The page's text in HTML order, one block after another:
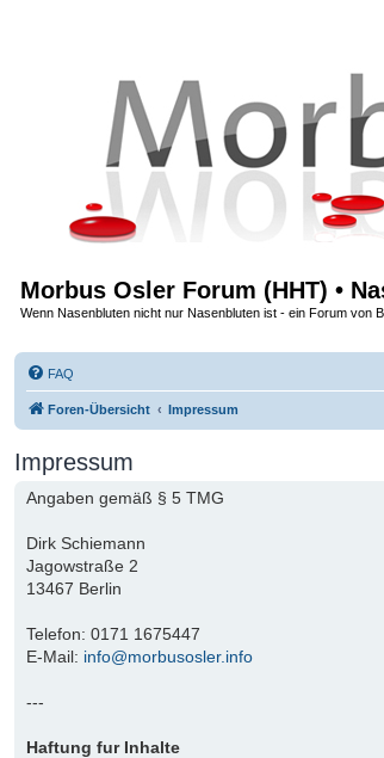
Morbus Osler Forum (HHT) •
Wenn Nasenbluten nicht nur Nasenbluten ist - ein Forum von
FAQ
Foren-Übersicht Impressum
Impressum
Angaben gemäß § 5 TMG
Dirk Schiemann
Jagowstraße 2
13467 Berlin
Telefon: 0171 1675447
E-Mail: info@morbusosler.info
---
Haftung fur Inhalte